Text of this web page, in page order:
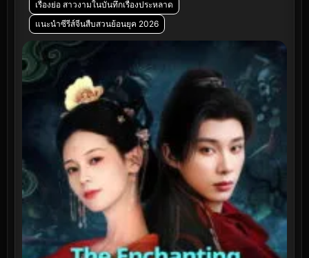
เรื่องย่อ สาวงามในบันทึกเรื่องประหลาด
แนะนำซีรีส์จีนสืบสวนย้อนยุค 2026